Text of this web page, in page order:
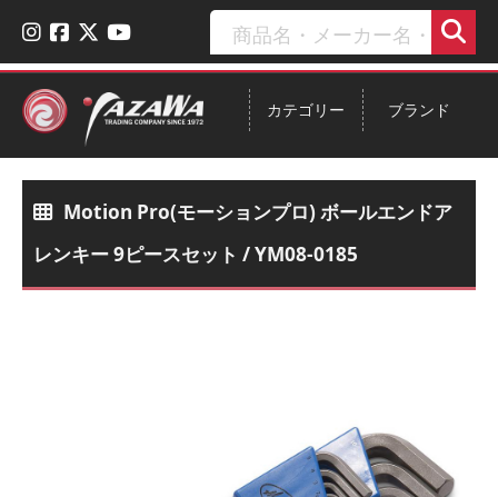
ブランド
カテゴリー
Motion Pro(モーションプロ) ボールエンドア
レンキー 9ピースセット / YM08-0185